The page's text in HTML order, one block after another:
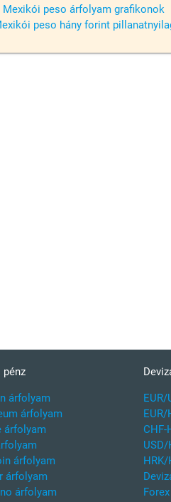
Mexikói peso árfolyam grafikonok
peso hány forint
pénz
árfolyam
árfolyam
árfolyam
árfolyam
árfolyam
árfolyam
EUR/
EUR/
CHF-
USD/
HRK/